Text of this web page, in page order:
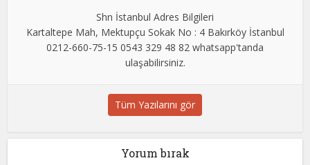
Shn İstanbul Adres Bilgileri
Kartaltepe Mah, Mektupçu Sokak No : 4 Bakırköy İstanbul
0212-660-75-15 0543 329 48 82 whatsapp'tanda
ulaşabilirsiniz.
Tüm Yazılarını gör
Yorum bırak